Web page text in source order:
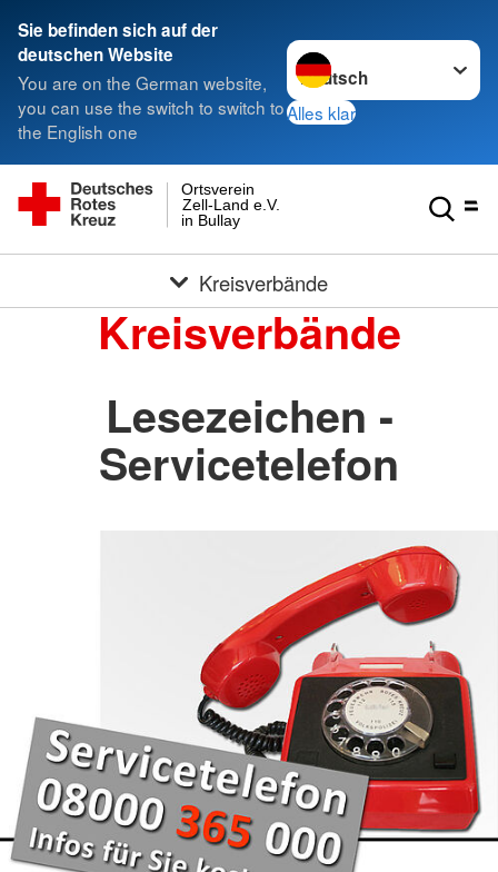
Sie befinden sich auf der
deutschen Website
You are on the German website,
you can use the switch to switch to
the English one
Sprache wechseln zu
Alles klar
in Bullay
Zell-Land e.V.
Ortsverein
Kreisverbände
Kreisverbände
Lesezeichen -
Servicetelefon